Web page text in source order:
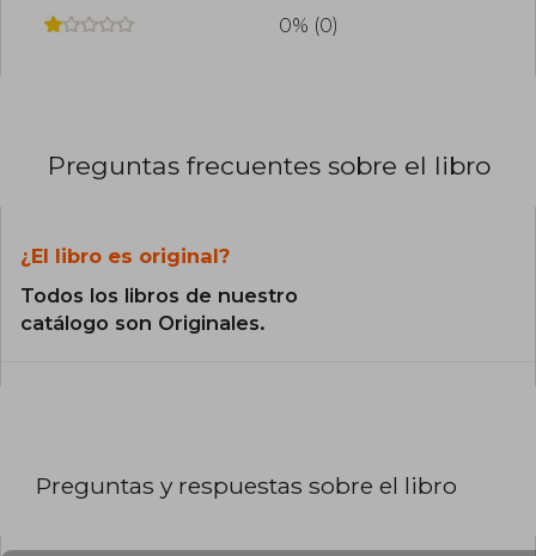
0% (0)
Preguntas frecuentes sobre el libro
¿El libro es original?
Todos los libros de nuestro
catálogo son Originales.
Preguntas y respuestas sobre el libro